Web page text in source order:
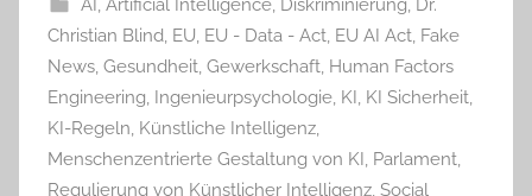
AI, Artificial Intelligence, Diskriminierung, Dr.
Christian Blind, EU, EU - Data - Act, EU AI Act, Fake
News, Gesundheit, Gewerkschaft, Human Factors
Engineering, Ingenieurpsychologie, KI, KI Sicherheit,
KI-Regeln, Künstliche Intelligenz,
Menschenzentrierte Gestaltung von KI, Parlament,
Regulierung von Künstlicher Intelligenz, Social